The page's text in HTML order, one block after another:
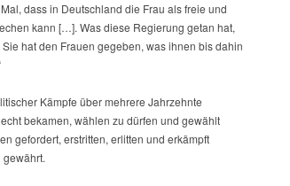
dass in Deutschland die Frau als freie und
kann […]. Was diese Regierung getan hat,
hat den Frauen gegeben, was ihnen bis dahin
Kämpfe über mehrere Jahrzehnte
bekamen, wählen zu dürfen und gewählt
gefordert, erstritten, erlitten und erkämpft